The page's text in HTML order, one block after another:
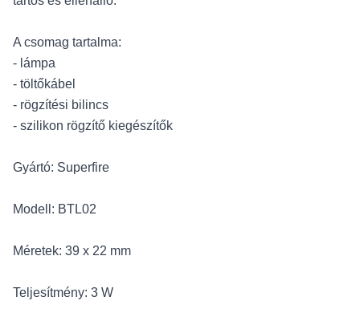
A csomag tartalma:
- lámpa
- töltőkábel
- rögzítési bilincs
- szilikon rögzítő kiegészítők
Gyártó: Superfire
Modell: BTL02
Méretek: 39 x 22 mm
Teljesítmény: 3 W